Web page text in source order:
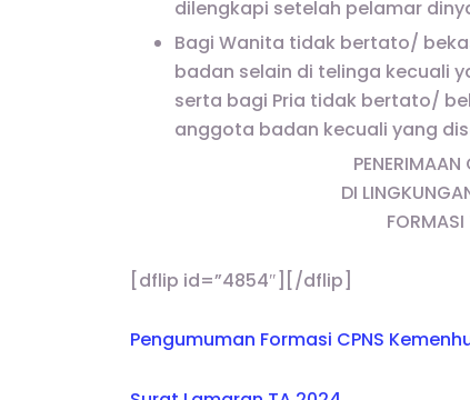
dilengkapi setelah pelamar
Bagi Wanita tidak bertato/
badan selain di telinga kecuali
serta bagi Pria tidak bertato/
anggota badan kecuali yang
PENERIMAAN
DI
[dflip id=”4854″][/dflip]
Pengumuman Formasi CPNS